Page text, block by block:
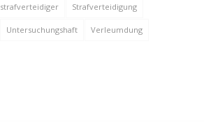
strafverteidiger Strafverteidigung
Untersuchungshaft Verleumdung